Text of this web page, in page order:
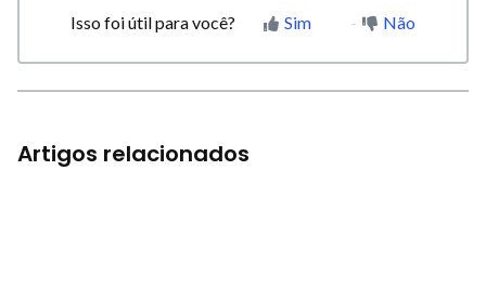
Isso foi útil para você? Sim Não
Artigos relacionados